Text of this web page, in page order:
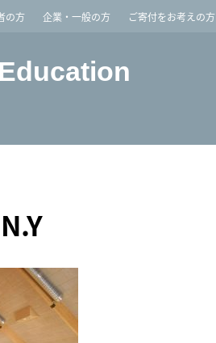
の方 企業・一般の方 ご寄付をお考えの方